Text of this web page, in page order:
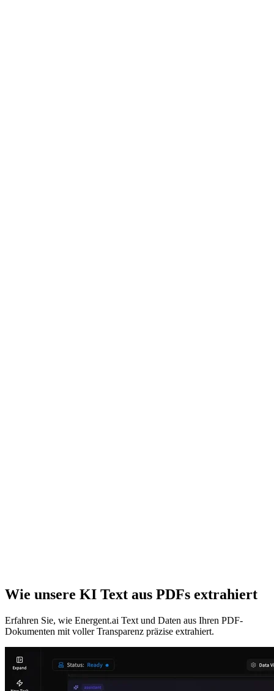
Wie unsere KI Text aus PDFs extrahiert
Erfahren Sie, wie Energent.ai Text und Daten aus Ihren PDF-
Dokumenten mit voller Transparenz präzise extrahiert.